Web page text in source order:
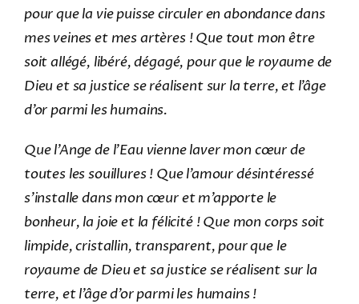
pour que la vie puisse circuler en abondance dans
mes veines et mes artères ! Que tout mon être
soit allégé, libéré, dégagé, pour que le royaume de
Dieu et sa justice se réalisent sur la terre, et l’âge
d’or parmi les humains.
Que l’Ange de l’Eau vienne laver mon cœur de
toutes les souillures ! Que l’amour désintéressé
s’installe dans mon cœur et m’apporte le
bonheur, la joie et la félicité ! Que mon corps soit
limpide, cristallin, transparent, pour que le
royaume de Dieu et sa justice se réalisent sur la
terre, et l’âge d’or parmi les humains !